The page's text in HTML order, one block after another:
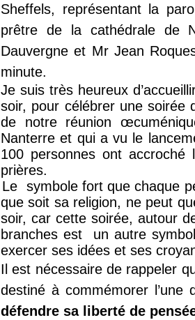
Sheffels, représentant la
prêtre de la cathédrale de
Dauvergne et Mr Jean
minute.
Je suis très heureux
soir, pour célébrer une soirée
de notre réunion
Nanterre et qui a vu le
100 personnes ont accroché
prières.
Le symbole fort que chaque
que soit sa religion, ne peut
soir, car cette soirée, autour
branches est
un autre
exercer ses idées et ses
Il est nécessaire de rappeler
destiné à commémorer
défendre sa liberté de